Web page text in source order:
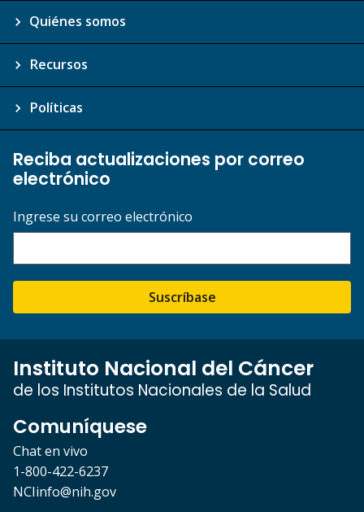
Quiénes somos
Recursos
Políticas
Reciba actualizaciones por correo
electrónico
Ingrese su correo electrónico
Suscríbase
Instituto Nacional del Cáncer
de los Institutos Nacionales de la Salud
Comuníquese
Chat en vivo
1-800-422-6237
NCIinfo@nih.gov